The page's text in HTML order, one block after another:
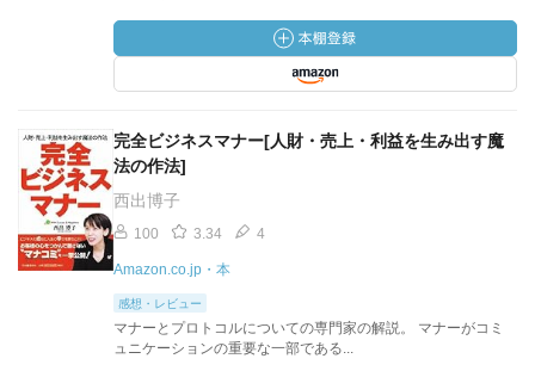
完全ビジネスマナー[人財・売上・利益を生み出す魔
法の作法]
西出博子
100 3.34 4
Amazon.co.jp・本
感想・レビュー
マナーとプロトコルについての専門家の解説。 マナーがコミ
ュニケーションの重要な一部である...